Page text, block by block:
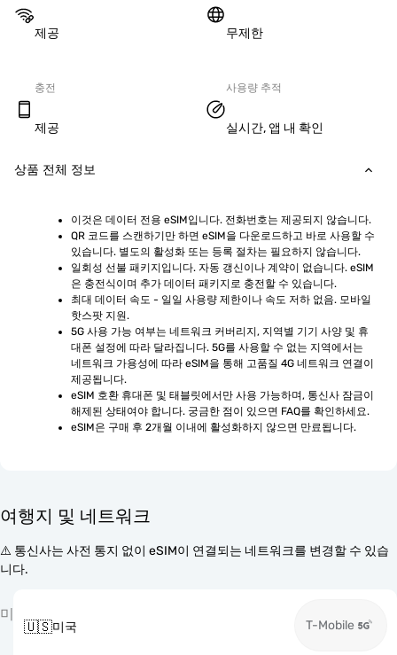
제공 무제한
충전
제공
사용량 추적
실시간, 앱 내 확인
상품 전체 정보
이것은 데이터 전용 eSIM입니다. 전화번호는 제공되지 않습니다.
QR 코드를 스캔하기만 하면 eSIM을 다운로드하고 바로 사용할 수
있습니다. 별도의 활성화 또는 등록 절차는 필요하지 않습니다.
일회성 선불 패키지입니다. 자동 갱신이나 계약이 없습니다. eSIM
은 충전식이며 추가 데이터 패키지로 충전할 수 있습니다.
최대 데이터 속도 - 일일 사용량 제한이나 속도 저하 없음. 모바일
핫스팟 지원.
5G 사용 가능 여부는 네트워크 커버리지, 지역별 기기 사양 및 휴
대폰 설정에 따라 달라집니다. 5G를 사용할 수 없는 지역에서는
네트워크 가용성에 따라 eSIM을 통해 고품질 4G 네트워크 연결이
제공됩니다.
eSIM 호환 휴대폰 및 태블릿에서만 사용 가능하며, 통신사 잠금이
해제된 상태여야 합니다. 궁금한 점이 있으면 FAQ를 확인하세요.
eSIM은 구매 후 2개월 이내에 활성화하지 않으면 만료됩니다.
여행지 및 네트워크
⚠️ 통신사는 사전 통지 없이 eSIM이 연결되는 네트워크를 변경할 수 있습
니다.
미
🇺🇸미국 T-Mobile